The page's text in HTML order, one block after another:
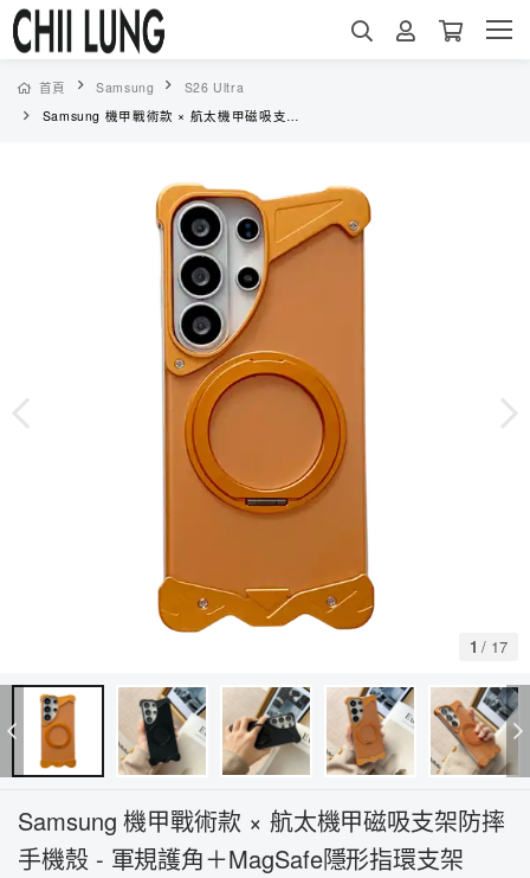
首頁 Samsung
S26 Ultra
Samsung 機甲戰術款 × 航太機甲磁吸支架防摔手機殼 - 軍規護角＋MagSafe隱形指環支架（6586）
1 / 17
Samsung 機甲戰術款 × 航太機甲磁吸支架防摔
手機殼 - 軍規護角＋MagSafe隱形指環支架